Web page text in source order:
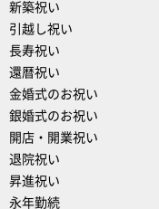
新築祝い
引越し祝い
長寿祝い
還暦祝い
金婚式のお祝い
銀婚式のお祝い
開店・開業祝い
退院祝い
昇進祝い
永年勤続